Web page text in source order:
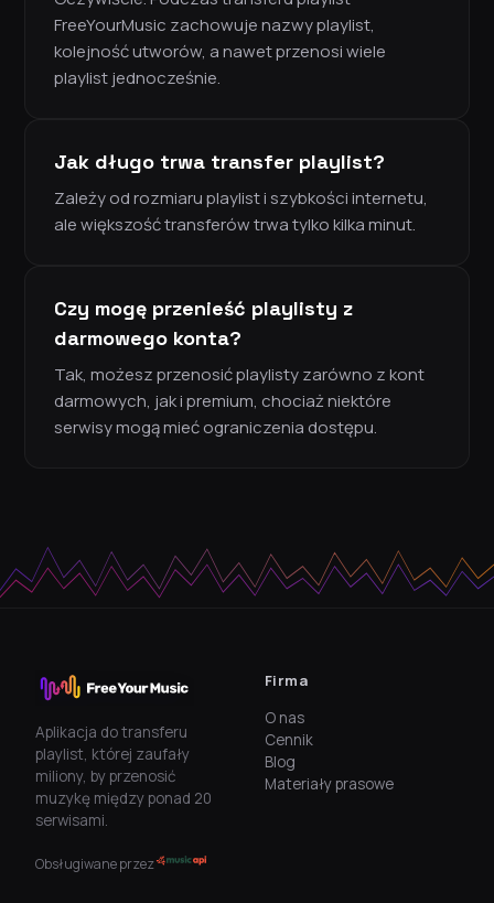
FreeYourMusic zachowuje nazwy playlist,
kolejność utworów, a nawet przenosi wiele
playlist jednocześnie.
Jak długo trwa transfer playlist?
Zależy od rozmiaru playlist i szybkości internetu,
ale większość transferów trwa tylko kilka minut.
Czy mogę przenieść playlisty z
darmowego konta?
Tak, możesz przenosić playlisty zarówno z kont
darmowych, jak i premium, chociaż niektóre
serwisy mogą mieć ograniczenia dostępu.
Aplikacja do transferu
playlist, której zaufały
miliony, by przenosić
muzykę między ponad 20
serwisami.
Obsługiwane przez
Firma
O nas
Cennik
Blog
Materiały prasowe